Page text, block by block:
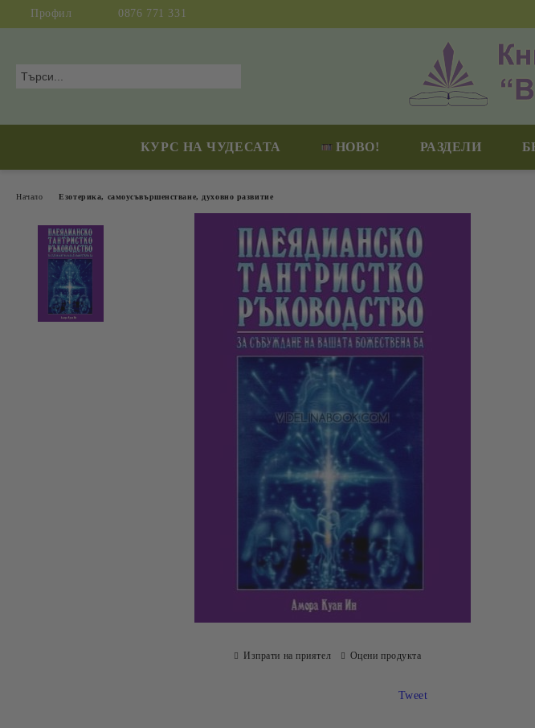
Профил 0876 771 331
КУРС НА ЧУДЕСАТА НОВО! РАЗДЕЛИ
Начало Езотерика, самоусъвършенстване, духовно развитие
Изпрати на приятел Оцени продукта
Tweet